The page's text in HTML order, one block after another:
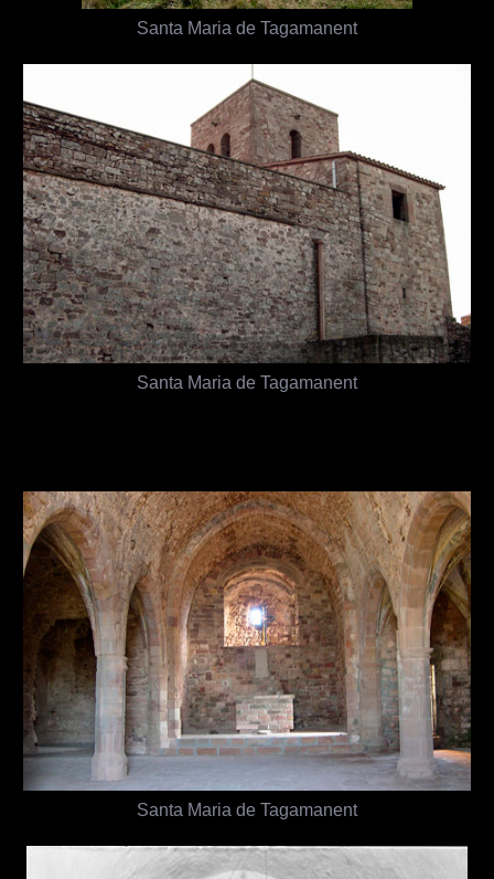
Santa Maria de Tagamanent
Santa Maria de Tagamanent
Santa Maria de Tagamanent